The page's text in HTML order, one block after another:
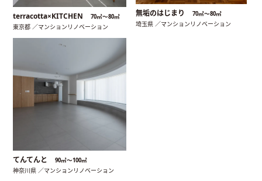
terracotta×KITCHEN 70㎡〜80㎡
東京都 ／マンションリノベーション
無垢のはじまり 70㎡〜80㎡
埼玉県 ／マンションリノベーション
てんてんと 90㎡〜100㎡
神奈川県 ／マンションリノベーション